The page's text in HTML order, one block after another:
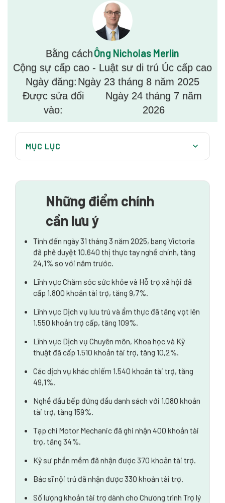
Bằng cáchÔng Nicholas Merlin
Cộng sự cấp cao - Luật sư di trú Úc cấp cao
Ngày đăng: Ngày 23 tháng 8 năm 2025
Được sửa đổi
vào:
Ngày 24 tháng 7 năm
2026
MỤC LỤC
Hiểu về các ngành nghề và nghề nghiệp có nhu cầu
cao tại Victoria
Những nghề nghiệp có tay nghề cao nhất ở Victoria
Sự đa dạng trong lượng người nhập cư có tay nghề
của Victoria
Các con đường chính cho thị thực tay nghề cao ở
Victoria
Hiểu về bài kiểm tra điểm và đánh giá kỹ năng
Con đường xin thị thực do nhà tuyển dụng tài trợ
Xây dựng chiến lược cho hành trình di cư tay nghề cao
của bạn tại Victoria
Những điểm chính
cần lưu ý
Tính đến ngày 31 tháng 3 năm 2025, bang Victoria
đã phê duyệt 10.640 thị thực tay nghề chính, tăng
24,1% so với năm trước.
Lĩnh vực Chăm sóc sức khỏe và Hỗ trợ xã hội đã
cấp 1.800 khoản tài trợ, tăng 9,7%.
Lĩnh vực Dịch vụ lưu trú và ẩm thực đã tăng vọt lên
1.550 khoản trợ cấp, tăng 109%.
Lĩnh vực Dịch vụ Chuyên môn, Khoa học và Kỹ
thuật đã cấp 1.510 khoản tài trợ, tăng 10,2%.
Các dịch vụ khác chiếm 1.540 khoản tài trợ, tăng
49,1%.
Nghề đầu bếp đứng đầu danh sách với 1.080 khoản
tài trợ, tăng 159%.
Tạp chí Motor Mechanic đã ghi nhận 400 khoản tài
trợ, tăng 34%.
Kỹ sư phần mềm đã nhận được 370 khoản tài trợ.
Bác sĩ nội trú đã nhận được 330 khoản tài trợ.
Số lượng khoản tài trợ dành cho Chương trình Trợ lý